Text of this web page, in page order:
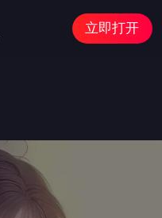
立即打开